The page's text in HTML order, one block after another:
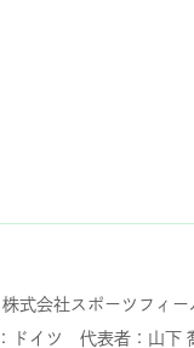
式会社スポーツフィ
ドイツ 代表者：山下